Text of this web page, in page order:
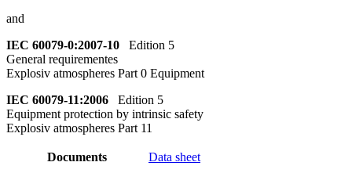
and
IEC 60079-0:2007-10 Edition 5
General requirementes
Explosiv atmospheres Part 0 Equipment
IEC 60079-11:2006 Edition 5
Equipment protection by intrinsic safety
Explosiv atmospheres Part 11
Documents Data sheet